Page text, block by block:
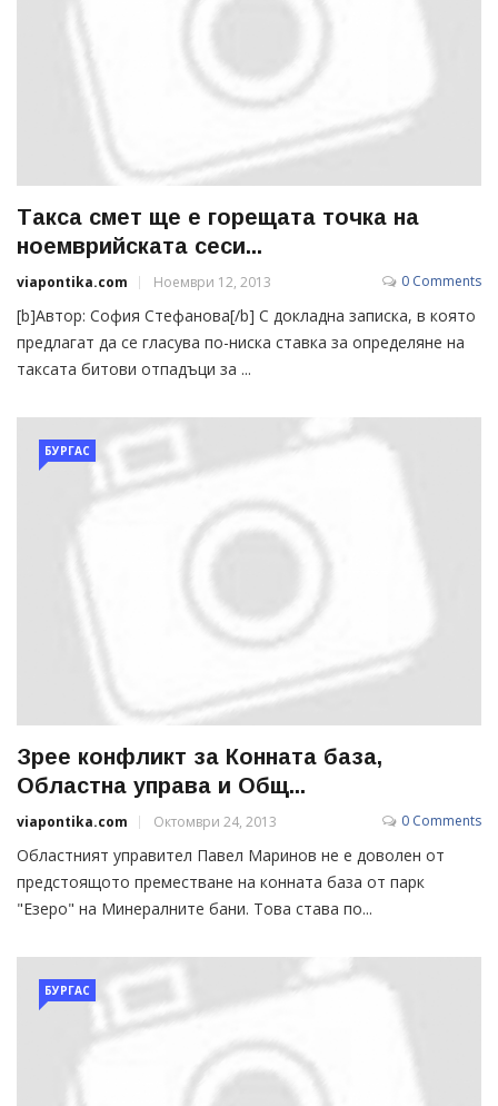
Такса смет ще е горещата точка на
ноемврийската сеси...
viapontika.com Ноември 12, 2013 0 Comments
[b]Автор: София Стефанова[/b] С докладна записка, в която
предлагат да се гласува по-ниска ставка за определяне на
таксата битови отпадъци за ...
БУРГАС
Зрее конфликт за Конната база,
Областна управа и Общ...
viapontika.com Октомври 24, 2013 0 Comments
Областният управител Павел Маринов не е доволен от
предстоящото преместване на конната база от парк
"Езеро" на Минералните бани. Това става по...
БУРГАС